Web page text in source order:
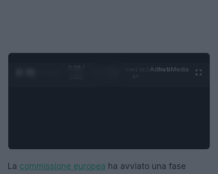
0:29 /
AdhubMedia
La commissione europea ha avviato una fase